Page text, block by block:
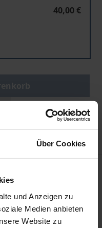
Über Cookies
und Anzeigen zu
Medien anbieten
Website zu
40,00 €